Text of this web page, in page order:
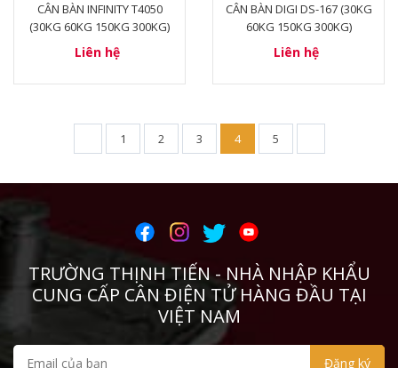
CÂN BÀN INFINITY T4050
(30KG 60KG 150KG 300KG)
Liên hệ
CÂN BÀN DIGI DS-167 (30KG
60KG 150KG 300KG)
Liên hệ
1 2 3 4 5
TRƯỜNG THỊNH TIẾN - NHÀ NHẬP KHẨU
CUNG CẤP CÂN ĐIỆN TỬ HÀNG ĐẦU TẠI
VIỆT NAM